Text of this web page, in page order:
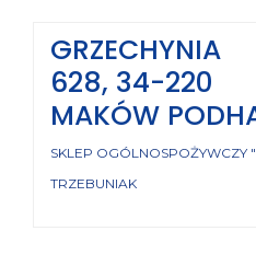
GRZECHYNIA
628, 34-220
MAKÓW
SKLEP OGÓLNOSPOŻYWCZY
TRZEBUNIAK